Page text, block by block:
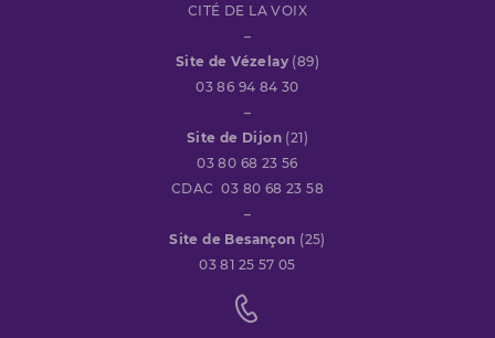
CITÉ DE LA VOIX
–
Site de Vézelay (89)
03 86 94 84 30
–
Site de Dijon (21)
03 80 68 23 56
CDAC 03 80 68 23 58
–
Site de Besançon (25)
03 81 25 57 05